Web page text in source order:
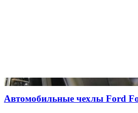
Автомобильные чехлы Ford